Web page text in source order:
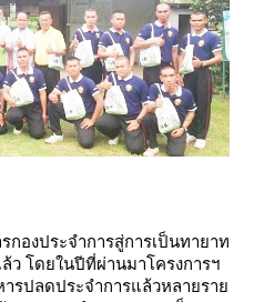
องประจำการสู่การเป็นทายาท
ว โดยในปีที่ผ่านมาโครงการฯ
ารปลดประจำการแล้วหลายรา